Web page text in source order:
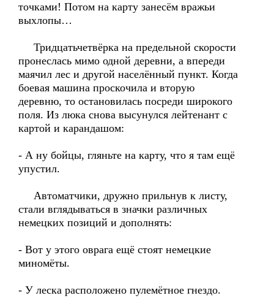
точками! Потом на карту занесём вражьи
выхлопы…
Тридцатьчетвёрка на предельной скорости
пронеслась мимо одной деревни, а впереди
маячил лес и другой населённый пункт. Когда
боевая машина проскочила и вторую
деревню, то остановилась посреди широкого
поля. Из люка снова высунулся лейтенант с
картой и карандашом:
- А ну бойцы, гляньте на карту, что я там ещё
упустил.
Автоматчики, дружно прильнув к листу,
стали вглядываться в значки различных
немецких позиций и дополнять:
- Вот у этого оврага ещё стоят немецкие
миномёты.
- У леска расположено пулемётное гнездо.